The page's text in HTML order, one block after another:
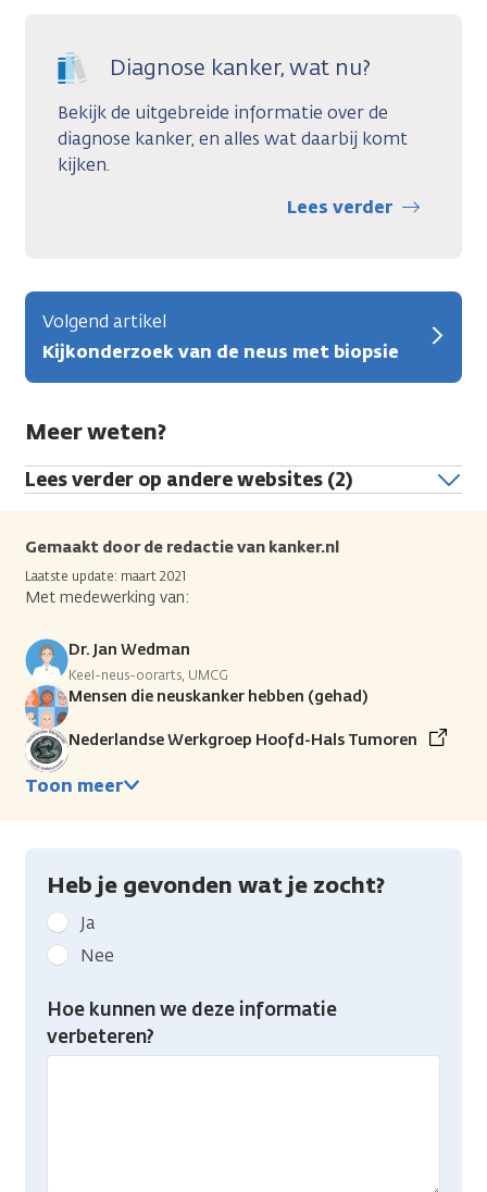
Diagnose kanker, wat nu?
Bekijk de uitgebreide informatie over de
diagnose kanker, en alles wat daarbij komt
kijken.
Lees verder
Volgend artikel
Kijkonderzoek van de neus met biopsie
Meer weten?
Lees verder op andere websites (2)
Gemaakt door de redactie van kanker.nl
Laatste update: maart 2021
Met medewerking van:
Dr. Jan Wedman
Keel-neus-oorarts, UMCG
Mensen die neuskanker hebben (gehad)
Nederlandse Werkgroep Hoofd-Hals Tumoren
Toon meer
Heb je gevonden wat je zocht?
Geef
kanker.nl
feedback:
Heb
gevonden
Ja
Nee
Hoe kunnen we deze informatie
verbeteren?